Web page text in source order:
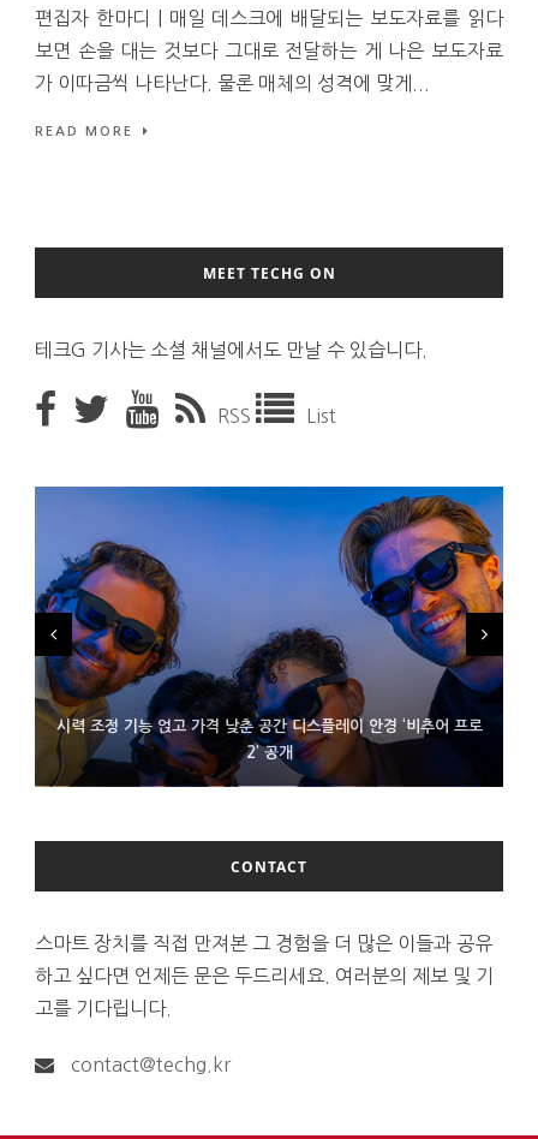
편집자 한마디 | 매일 데스크에 배달되는 보도자료를 읽다
보면 손을 대는 것보다 그대로 전달하는 게 나은 보도자료
가 이따금씩 나타난다. 물론 매체의 성격에 맞게...
READ MORE
MEET TECHG ON
테크G 기사는 소셜 채널에서도 만날 수 있습니다.
RSS List
시력 조정 기능 얹고 가격 낮춘 공간 디스플레이 안경 ‘비추어 프로
2’ 공개
D램 부족에 10억달러어치 아이폰18 프로세서 패키징 대기 중
300~400달러 반지형 스피커 준비하는 오픈AI
CONTACT
스마트 장치를 직접 만져본 그 경험을 더 많은 이들과 공유
하고 싶다면 언제든 문은 두드리세요. 여러분의 제보 및 기
고를 기다립니다.
contact@techg.kr